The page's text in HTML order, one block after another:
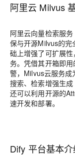
阿里云 Milvus
阿里云向量检索服
保与开源Milvus的完
础上增强了可扩展
务。凭借其开箱即
警，Milvus云服务成
搜索、检索增强生
还可以利用开源的
速开发和部署。
Dify 平台基本介